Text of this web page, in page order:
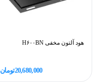
هود آلتون مخفی H۶۰۰BN
20,680,000تومان